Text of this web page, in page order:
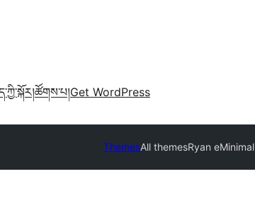
ཚོགས་པ།Get WordPress
ThemesAll themesRyan eMinimal